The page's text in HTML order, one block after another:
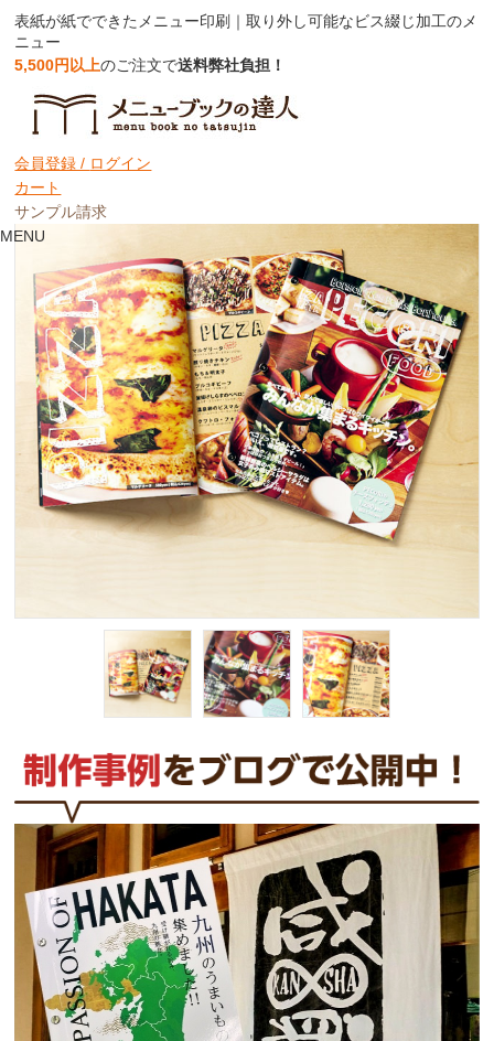
表紙が紙でできたメニュー印刷｜取り外し可能なビス綴じ加工のメ
ニュー
5,500円以上のご注文で送料弊社負担！
会員登録 / ログイン
カート
サンプル請求
MENU
表紙が紙でできたメニュー印刷